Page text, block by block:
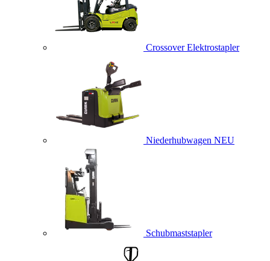
Crossover Elektrostapler
Niederhubwagen NEU
Schubmaststapler